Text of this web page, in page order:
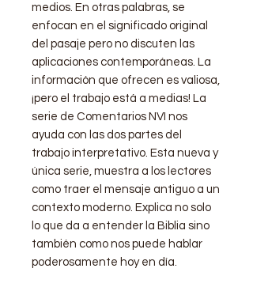
medios. En otras palabras, se
enfocan en el significado original
del pasaje pero no discuten las
aplicaciones contemporáneas. La
información que ofrecen es valiosa,
¡pero el trabajo está a medias! La
serie de Comentarios NVI nos
ayuda con las dos partes del
trabajo interpretativo. Esta nueva y
única serie, muestra a los lectores
como traer el mensaje antiguo a un
contexto moderno. Explica no solo
lo que da a entender la Biblia sino
también como nos puede hablar
poderosamente hoy en día.